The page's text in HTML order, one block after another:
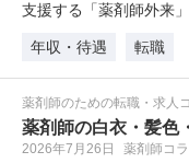
支援する「薬剤師外来
年収・待遇
転職
薬剤師のための転職・求人
薬剤師の白衣・髪色
2026年7月26日 薬剤師コ